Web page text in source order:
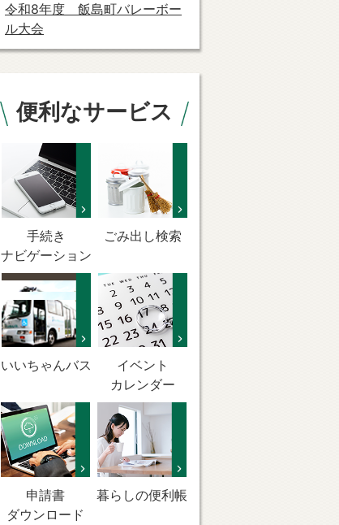
令和8年度 飯島町バレーボー
ル大会
便利なサービス
手続き
ナビゲーション
ごみ出し検索
いいちゃんバス
イベント
カレンダー
申請書
ダウンロード
暮らしの便利帳